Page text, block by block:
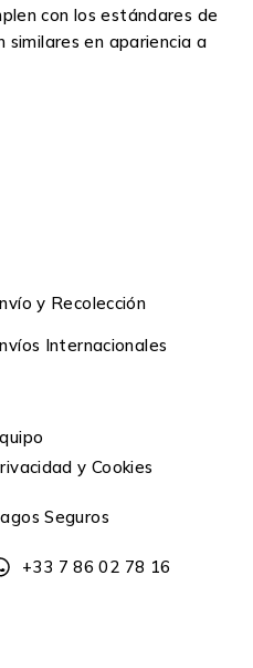
con los estándares de
similares en apariencia a
y Recolección
Internacionales
y Cookies
Seguros
+33 7 86 02 78 16